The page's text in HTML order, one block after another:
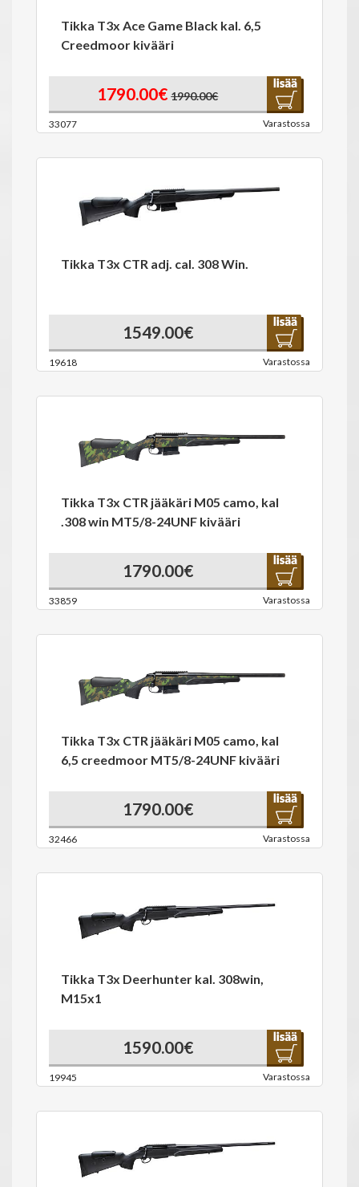
Tikka T3x Ace Game Black kal. 6,5
Creedmoor kivääri
1790.00€ 1990.00€
33077 Varastossa
Tikka T3x CTR adj. cal. 308 Win.
1549.00€
19618 Varastossa
Tikka T3x CTR jääkäri M05 camo, kal
.308 win MT5/8-24UNF kivääri
1790.00€
33859 Varastossa
Tikka T3x CTR jääkäri M05 camo, kal
6,5 creedmoor MT5/8-24UNF kivääri
1790.00€
32466 Varastossa
Tikka T3x Deerhunter kal. 308win,
M15x1
1590.00€
19945 Varastossa